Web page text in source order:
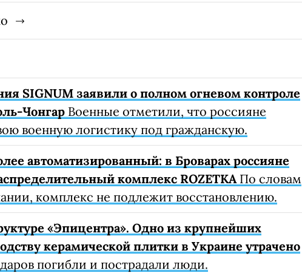
SIGNUM заявили о полном огневом контроле
Чонгар Военные отметили, что россияне
военную логистику под гражданскую.
автоматизированный: в Броварах россияне
комплекс ROZETKAПо словам
комплекс не подлежит восстановлению.
«Эпицентра». Одно из крупнейших
керамической плитки в Украине утрачено
погибли и пострадали люди.